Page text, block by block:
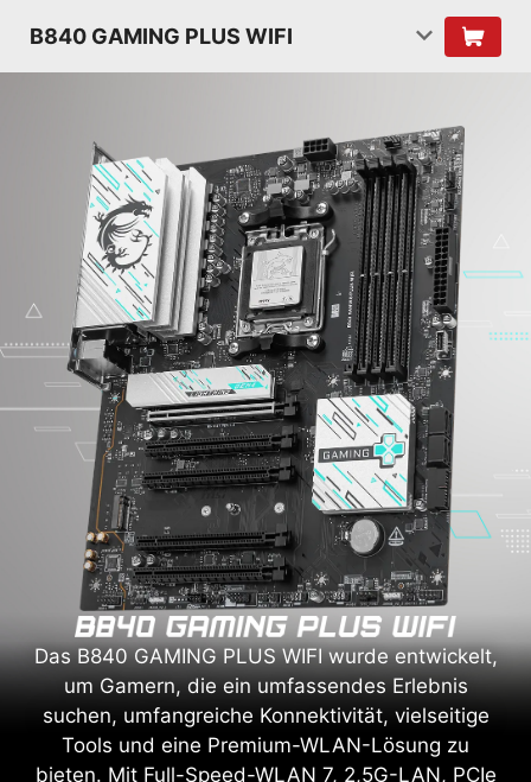
B840 GAMING PLUS WIFI
Das B840 GAMING PLUS WIFI wurde entwickelt,
um Gamern, die ein umfassendes Erlebnis
suchen, umfangreiche Konnektivität, vielseitige
Tools und eine Premium-WLAN-Lösung zu
bieten. Mit Full-Speed-WLAN 7, 2,5G-LAN, PCIe